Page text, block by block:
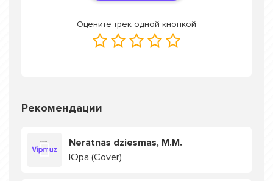
Оцените трек одной кнопкой
Рекомендации
Nerātnās dziesmas, M.M.
Юра (Cover)